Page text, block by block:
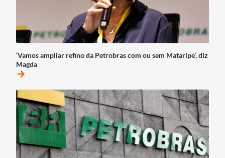
‘Vamos ampliar refino da Petrobras com ou sem Mataripe’, diz
Magda
arrow_forward